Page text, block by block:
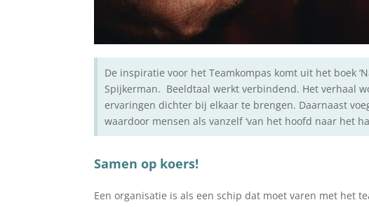
De inspiratie voor het Teamkompas komt uit het boek
Spijkerman. Beeldtaal werkt verbindend. Het verhaal
ervaringen dichter bij elkaar te brengen. Daarnaast
waardoor mensen als vanzelf ‘van het hoofd naar het
Samen op koers!
Een organisatie is als een schip dat moet varen met het